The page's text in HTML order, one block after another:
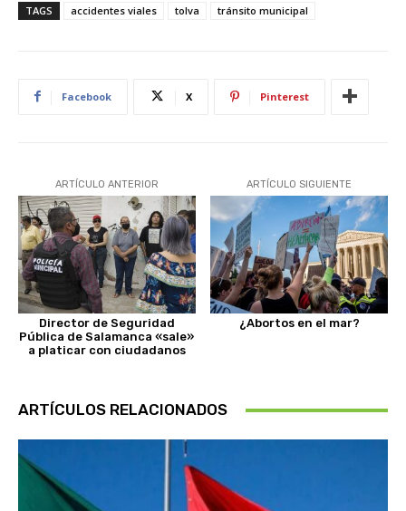
TAGS accidentes viales tolva tránsito municipal
Facebook X Pinterest
ARTÍCULO ANTERIOR
Director de Seguridad
Pública de Salamanca «sale»
a platicar con ciudadanos
ARTÍCULO SIGUIENTE
¿Abortos en el mar?
ARTÍCULOS RELACIONADOS